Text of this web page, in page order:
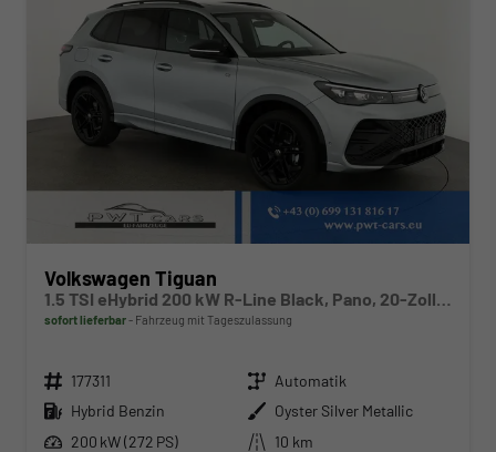
Volkswagen Tiguan
1.5 TSI eHybrid 200 kW R-Line Black, Pano, 20-Zoll, AHK, AreaView, 5-J Garantie
sofort lieferbar Fahrzeug mit Tageszulassung
Fahrzeugnr. 177311 Getriebe Automatik
Kraftstoff Hybrid Benzin Außenfarbe Oyster Silver Metallic
Leistung 200 kW (272 PS) Kilometerstand
10 km